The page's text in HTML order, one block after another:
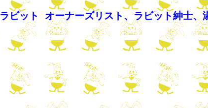
ラビット オーナーズリスト、ラビット紳士